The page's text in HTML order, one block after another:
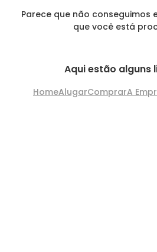
Parece que não
que você está
Aqui estão alguns
HomeAlugarComprarA